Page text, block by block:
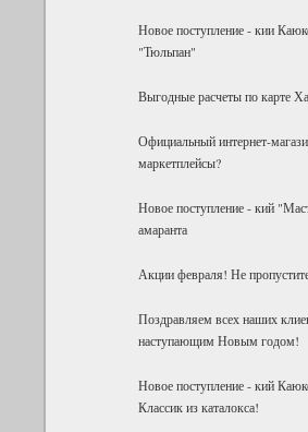
Новое поступление - кии
"Тюльпан"
Выгодные расчеты по карте
Официальный интернет-
маркетплейсы?
Новое поступление - кий
амаранта
Акции февраля! Не
Поздравляем всех наших
наступающим Новым годом!
Новое поступление - кий
Классик из каталокса!